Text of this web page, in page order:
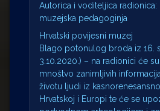
Autorica i voditeljica radionica:
muzejska pedagoginja
Hrvatski povijesni muzej
Blago potonulog broda iz 16.
3.10.2020.) – na radionici će
mnoštvo zanimljivih
životu ljudi iz
Hrvatskoj i Europi te će se